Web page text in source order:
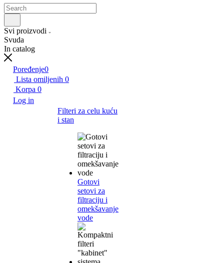
Svi proizvodi
Svuda
In catalog
Poređenje0
Lista omiljenih 0
Korpa 0
Log in
Filteri za celu kuću
i stan
Gotovi
setovi za
filtraciju i
omekšavanje
vode